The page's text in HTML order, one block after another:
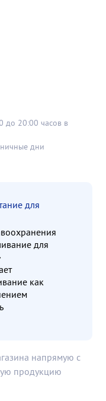
до 20:00 часов в
дни
для
для
как
напрямую с
продукцию